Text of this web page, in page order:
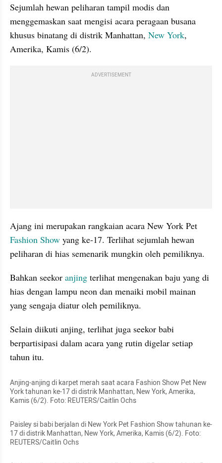
Sejumlah hewan peliharan tampil modis dan
menggemaskan saat mengisi acara peragaan busana
khusus binatang di distrik Manhattan, New York,
Amerika, Kamis (6/2).
ADVERTISEMENT
Fashion Show yang ke-17. Terlihat sejumlah hewan
peliharan di hias semenarik mungkin oleh pemiliknya.
Bahkan seekor anjing terlihat mengenakan baju yang di
hias dengan lampu neon dan menaiki mobil mainan
yang sengaja diatur oleh pemiliknya.
Selain diikuti anjing, terlihat juga seekor babi
berpartisipasi dalam acara yang rutin digelar setiap
tahun itu.
Anjing-anjing di karpet merah saat acara Fashion Show Pet New
York tahunan ke-17 di distrik Manhattan, New York, Amerika,
Kamis (6/2). Foto: REUTERS/Caitlin Ochs
Paisley si babi berjalan di New York Pet Fashion Show tahunan ke-
17 di distrik Manhattan, New York, Amerika, Kamis (6/2). Foto:
REUTERS/Caitlin Ochs